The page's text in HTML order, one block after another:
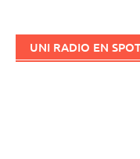
UNI RADIO EN